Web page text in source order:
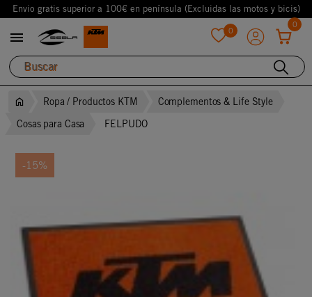
Envio gratis superior a 100€ en península (Excluidas las motos y bicis)
 0
0
Ropa / Productos KTM
Complementos & Life Style
Cosas para Casa
FELPUDO
-15%